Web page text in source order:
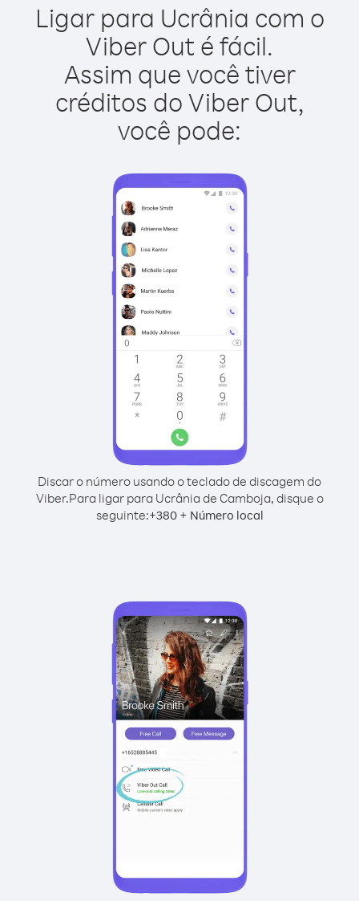
Ligar para Ucrânia com o
Viber Out é fácil.
Assim que você tiver
créditos do Viber Out,
você pode:
Discar o número usando o teclado de discagem do
Viber.Para ligar para Ucrânia de Camboja, disque o
seguinte:+380+ Número local